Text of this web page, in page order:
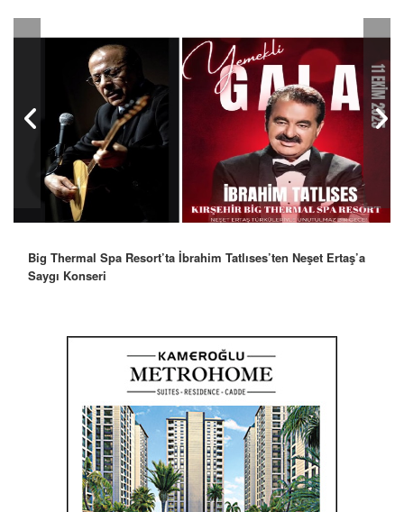
Big Thermal Spa Resort’ta İbrahim Tatlıses’ten Neşet Ertaş’a
Saygı Konseri